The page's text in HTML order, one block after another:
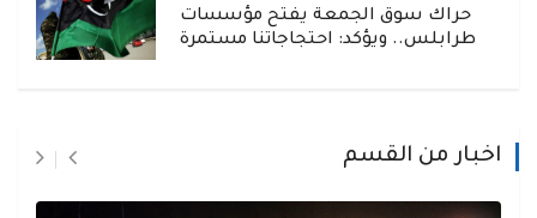
حراك سوق الجمعة يفتح مؤسسات
طرابلس.. ويؤكد: احتجاجاتنا مستمرة
اخبار من القسم